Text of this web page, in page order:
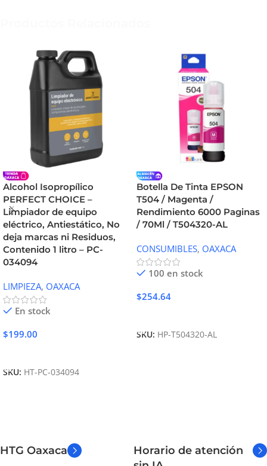
Alcohol Isopropílico
PERFECT CHOICE –
Limpiador de equipo
eléctrico, Antiestático, No
deja marcas ni Residuos,
Contenido 1 litro – PC-
034094
LIMPIEZA, OAXACA
En stock
$199.00
SKU: HT-PC-034094
Botella De Tinta EPSON
T504 / Magenta /
Rendimiento 6000 Paginas
/ 70Ml / T504320-AL
CONSUMIBLES, OAXACA
100 en stock
$254.64
SKU: HP-T504320-AL
HTG Oaxaca
Horario de atención